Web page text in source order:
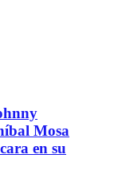
Mosa
en su